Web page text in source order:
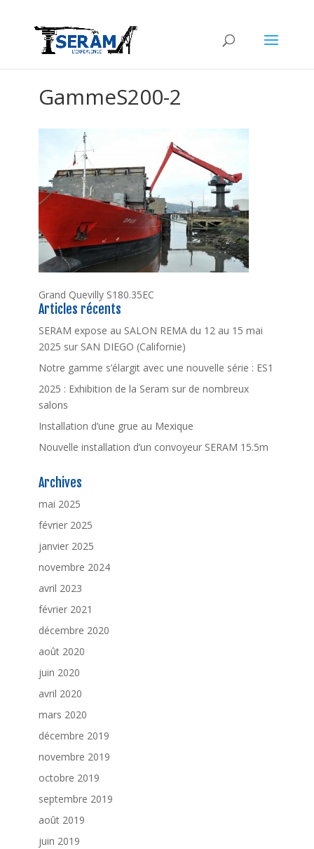
GammeS200-2
Grand Quevilly S180.35EC
Articles récents
SERAM expose au SALON REMA du 12 au 15 mai
2025 sur SAN DIEGO (Californie)
Notre gamme s’élargit avec une nouvelle série : ES1
2025 : Exhibition de la Seram sur de nombreux
salons
Installation d’une grue au Mexique
Nouvelle installation d’un convoyeur SERAM 15.5m
Archives
mai 2025
février 2025
janvier 2025
novembre 2024
avril 2023
février 2021
décembre 2020
août 2020
juin 2020
avril 2020
mars 2020
décembre 2019
novembre 2019
octobre 2019
septembre 2019
août 2019
juin 2019